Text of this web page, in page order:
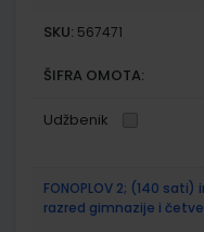
SKU: 567471
ŠIFRA OMOTA:
Udžbenik
FONOPLOV 2; (140
razred gimnazije i